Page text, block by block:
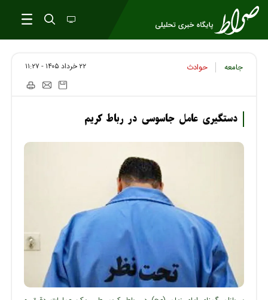
جامعه حوادث ۲۲ خرداد ۱۴۰۵ - ۱۱:۲۷
دستگیری عامل جاسوسی در رباط کریم